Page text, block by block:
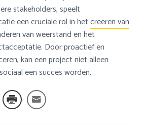
stakeholders, speelt
een cruciale rol in hetcreëren van
van weerstand en het
Door proactief en
kan een project niet alleen
een succes worden.